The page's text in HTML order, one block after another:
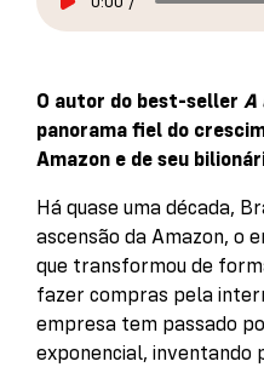
O autor do best-seller A
panorama fiel do
Amazon e de seu
Há quase uma década,
ascensão da Amazon, o
que transformou de
fazer compras pela
empresa tem passado
exponencial, inventando